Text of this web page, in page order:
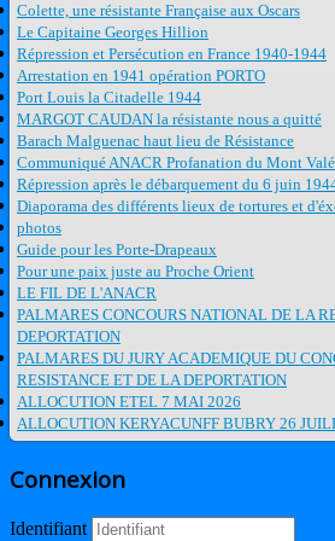
Colette, une résistante Française aux Oscars
Le Capitaine Georges Hillion
Répression et Persécution en France 1940-1944
Arrestation en 1941 opération PORTO
Port Louis la Citadelle 1944
MARGOT CAUDAN la résistante nous a quitté
Barach Malguenac haut lieu de Résistance
Communiqué ANACR Profanation du Mont
Répression après le débarquement du 6 juin
Diaporama des différents lieux de tortures et
photos
Guide pour les Porte-Drapeaux
Pour une paix juste au Proche Orient
LE FIL DE L'ANACR
PALMARES CONCOURS NATIONAL DE LA
DEPORTATION
PALMARES DU JURY ACADEMIQUE DU
RESISTANCE ET DE LA DEPORTATION
ALLOCUTION ETEL 7 MAI 2026
ALLOCUTION KERYACUNFF BUBRY 26
Connexion
Identifiant